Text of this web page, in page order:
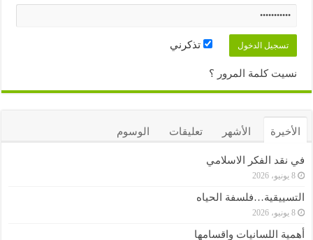
تذكرني
نسيت كلمة المرور ؟
الأخيرة الأشهر تعليقات الوسوم
في نقد الفكر الاسلامي
8 يونيو، 2026
التسييقية…فلسفة الحياه
8 يونيو، 2026
أهمية اللسانيات واقسامها